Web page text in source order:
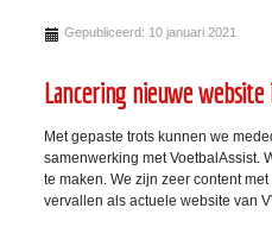
Gepubliceerd: 10 januari 2021
Lancering nieuwe
Met gepaste trots kunnen we
samenwerking met VoetbalAssist.
te maken. We zijn zeer content
vervallen als actuele website van